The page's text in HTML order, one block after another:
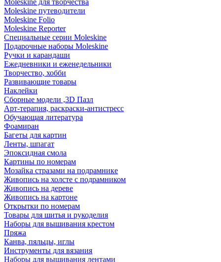
Moleskine для творчества
Moleskine путеводители
Moleskine Folio
Moleskine Reporter
Специальные серии Moleskine
Подарочные наборы Moleskine
Ручки и карандаши
Ежедневники и еженедельники
Творчество, хобби
Развивающие товары
Наклейки
Сборные модели ,3D Пазл
Арт-терапия, раскраски-антистресс
Обучающая литература
Фоамиран
Багеты для картин
Ленты, шпагат
Эпоксидная смола
Картины по номерам
Мозайка стразами на подрамнике
Живопись на холсте с подрамником
Живопись на дереве
Живопись на картоне
Открытки по номерам
Товары для шитья и рукоделия
Наборы для вышивания крестом
Пряжа
Канва, пяльцы, иглы
Инструменты для вязания
Наборы для вышивания лентами